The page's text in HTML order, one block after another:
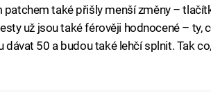
patchem také přišly menší změny –
už jsou také férověji hodnocené – ty,
dávat 50 a budou také lehčí splnit. Tak